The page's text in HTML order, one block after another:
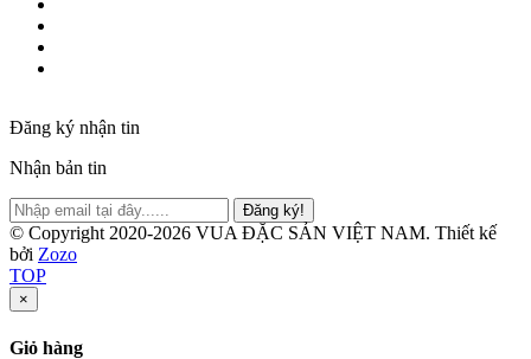
Đăng ký nhận tin
Nhận bản tin
Đăng ký!
© Copyright 2020-2026 VUA ĐẶC SẢN VIỆT NAM. Thiết kế
bởi Zozo
TOP
×
Giỏ hàng